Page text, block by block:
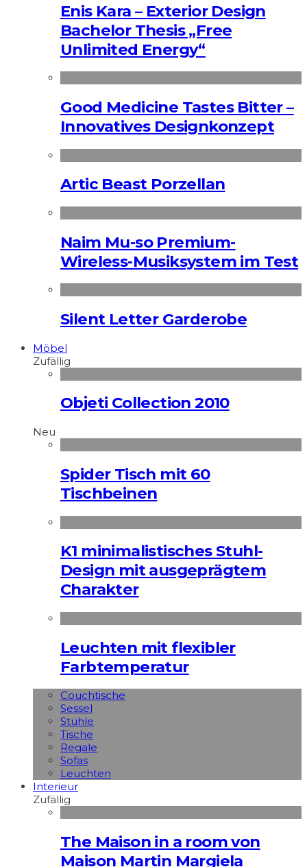
Enis Kara – Exterior Design
Bachelor Thesis „Free
Unlimited Energy“
Good Medicine Tastes Bitter –
Innovatives Designkonzept
Artic Beast Porzellan
Naim Mu-so Premium-
Wireless-Musiksystem im Test
Silent Letter Garderobe
Möbel
Zufällig
Objeti Collection 2010
Neu
Spider Tisch mit 60
Tischbeinen
K1 minimalistisches Stuhl-
Design mit ausgeprägtem
Charakter
Leuchten mit flexibler
Farbtemperatur
Couchtische
Sessel
Stühle
Tische
Regale
Sofas
Leuchten
Interieur
Zufällig
The Maison in a room von
Maison Martin Margiela